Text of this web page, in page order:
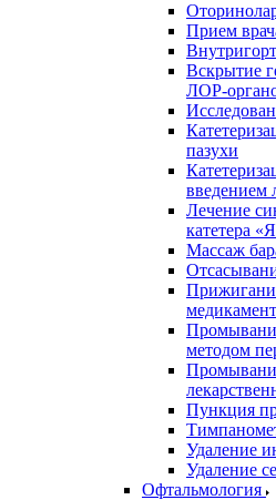
Прием
Вскрытие
ЛОР-
пазухи
введением
Лечение
катетера
Массаж
методом
Пункция
Удаление
Удаление
Офтальмология